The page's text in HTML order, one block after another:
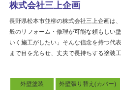
外壁塗装 外壁張り替え(カバー)
株式会社三上企画
長野県松本市並柳の株式会社三上企画は
般のリフォーム・修理が可能な頼もしい
いく施工がしたい」そんな信念を持つ代
まで目を光らせ、丈夫で長持ちする塗装